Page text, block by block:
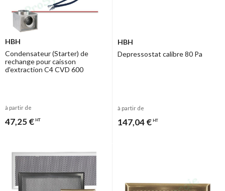
HBH
Condensateur (Starter) de
rechange pour caisson
d'extraction C4 CVD 600
à partir de
47,25 € HT
HBH
Depressostat calibre 80 Pa
à partir de
147,04 € HT